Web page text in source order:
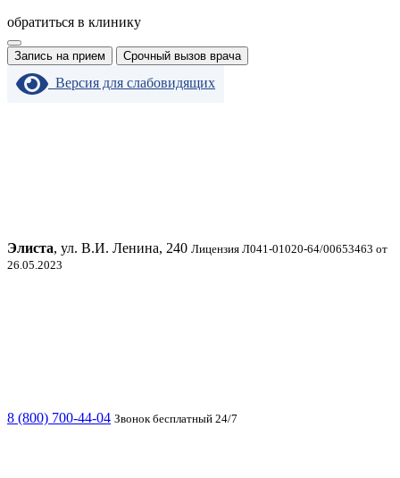
обратиться в клинику
Запись на прием Срочный вызов врача
Версия для слабовидящих
Элиста, ул. В.И. Ленина, 240 Лицензия Л041-01020-64/00653463 от
26.05.2023
8 (800) 700-44-04 Звонок бесплатный 24/7